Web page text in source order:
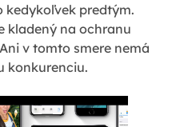
kedykoľvek predtým.
kladený na ochranu
v tomto smere nemá
konkurenciu.